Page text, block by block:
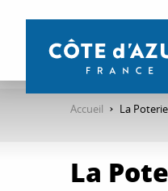
contenu
Accueil La
La